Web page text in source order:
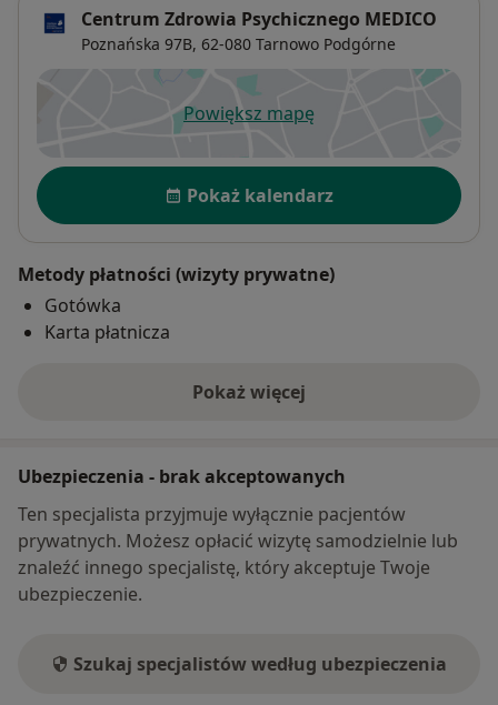
Centrum Zdrowia Psychicznego MEDICO
Poznańska 97B, 62-080 Tarnowo Podgórne
Powiększ mapęotwiera się w nowej karcie
Dostępność
Pokaż kalendarz
Metody płatności (wizyty prywatne)
Gotówka
Karta płatnicza
Pokaż więcej
o adresie
Ubezpieczenia - brak akceptowanych
Ten specjalista przyjmuje wyłącznie pacjentów
prywatnych. Możesz opłacić wizytę samodzielnie lub
znaleźć innego specjalistę, który akceptuje Twoje
ubezpieczenie.
Szukaj specjalistów według ubezpieczenia